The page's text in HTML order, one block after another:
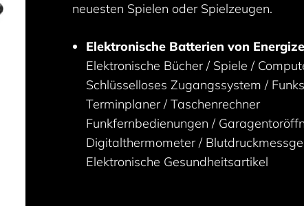
neuesten Spielen oder Spielzeugen.
Elektronische Batterien von
Elektronische Bücher / Spiele /
Schlüsselloses Zugangssystem /
Terminplaner / Taschenrechner
Funkfernbedienungen /
Digitalthermometer /
Elektronische Gesundheitsartikel